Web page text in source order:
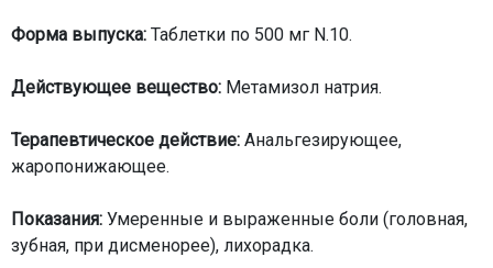
Форма выпуска: Таблетки по 500 мг N.10.
Действующее вещество: Метамизол натрия.
Терапевтическое действие: Анальгезирующее,
жаропонижающее.
Показания: Умеренные и выраженные боли (головная,
зубная, при дисменорее), лихорадка.